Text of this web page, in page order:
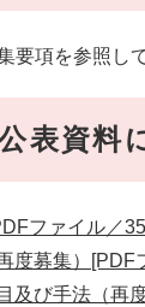
項を参照し
表資料
ファイル／
募集）[PDF
び手法（再